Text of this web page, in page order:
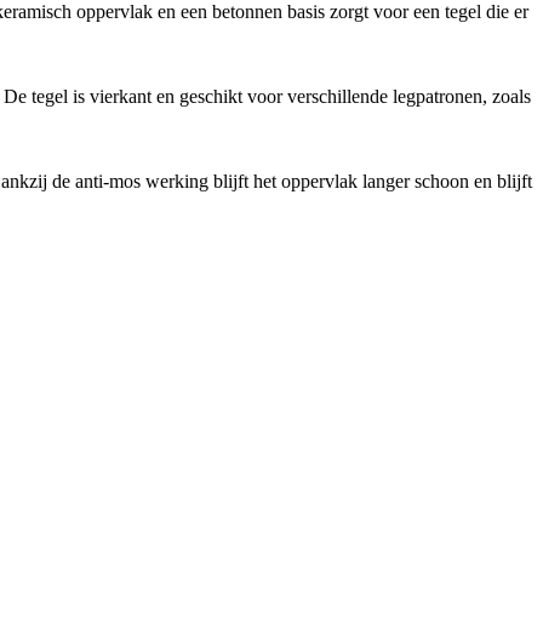
oppervlak en een betonnen basis zorgt voor een tegel die er
tegel is vierkant en geschikt voor verschillende legpatronen, zoals
de anti-mos werking blijft het oppervlak langer schoon en blijft